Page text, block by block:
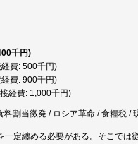
千円)
費: 500千円)
費: 900千円)
経費: 1,000千円)
料割当徴発 / ロシア革命 / 食糧税
一定纏める必要がある。そこで